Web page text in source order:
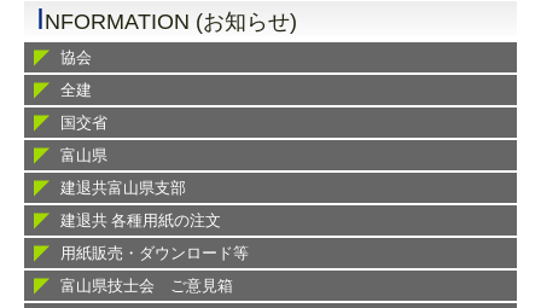
INFORMATION (お知らせ)
協会
全建
国交省
富山県
建退共富山県支部
建退共 各種用紙の注文
用紙販売・ダウンロード等
富山県技士会 ご意見箱